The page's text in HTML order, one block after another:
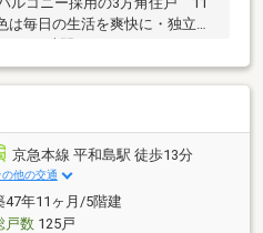
は毎日の生活を爽快に・独立し
刷新 見えない部分までこだわ
町駅徒歩4分、品川・横浜方面
と散歩のついでに遊びにいけ
親子での思い出も増えます・
もあり、毎日の買い物も便利□
、宅配ボックス完備■かんたん
■(1) 【見学予約する】ボタン
学日時・集合場所をクリック
京急本線 平和島駅 徒歩13分
の他の交通
47年11ヶ月/5階建
戸数125戸